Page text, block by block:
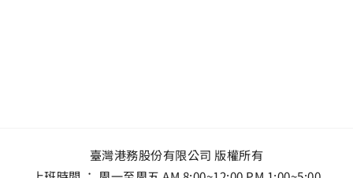
臺灣港務股份有限公司 版權所有